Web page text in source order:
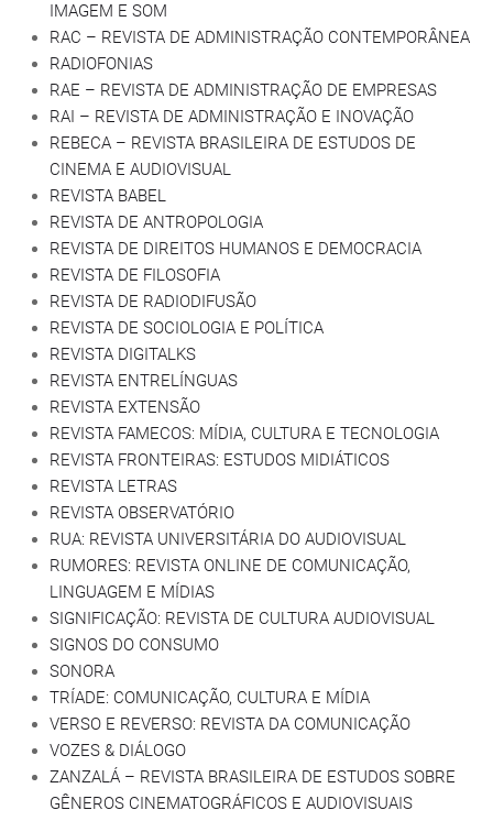
IMAGEM E SOM
RAC – REVISTA DE ADMINISTRAÇÃO CONTEMPORÂNEA
RADIOFONIAS
RAE – REVISTA DE ADMINISTRAÇÃO DE EMPRESAS
RAI – REVISTA DE ADMINISTRAÇÃO E INOVAÇÃO
REBECA – REVISTA BRASILEIRA DE ESTUDOS DE
CINEMA E AUDIOVISUAL
REVISTA BABEL
REVISTA DE ANTROPOLOGIA
REVISTA DE DIREITOS HUMANOS E DEMOCRACIA
REVISTA DE FILOSOFIA
REVISTA DE RADIODIFUSÃO
REVISTA DE SOCIOLOGIA E POLÍTICA
REVISTA DIGITALKS
REVISTA ENTRELÍNGUAS
REVISTA EXTENSÃO
REVISTA FAMECOS: MÍDIA, CULTURA E TECNOLOGIA
REVISTA FRONTEIRAS: ESTUDOS MIDIÁTICOS
REVISTA LETRAS
REVISTA OBSERVATÓRIO
RUA: REVISTA UNIVERSITÁRIA DO AUDIOVISUAL
RUMORES: REVISTA ONLINE DE COMUNICAÇÃO,
LINGUAGEM E MÍDIAS
SIGNIFICAÇÃO: REVISTA DE CULTURA AUDIOVISUAL
SIGNOS DO CONSUMO
SONORA
TRÍADE: COMUNICAÇÃO, CULTURA E MÍDIA
VERSO E REVERSO: REVISTA DA COMUNICAÇÃO
VOZES & DIÁLOGO
ZANZALÁ – REVISTA BRASILEIRA DE ESTUDOS SOBRE
GÊNEROS CINEMATOGRÁFICOS E AUDIOVISUAIS